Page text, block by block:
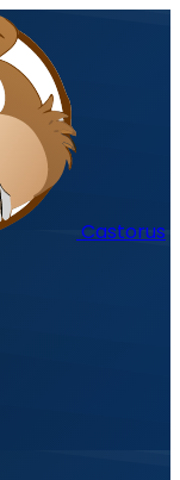
Castorus